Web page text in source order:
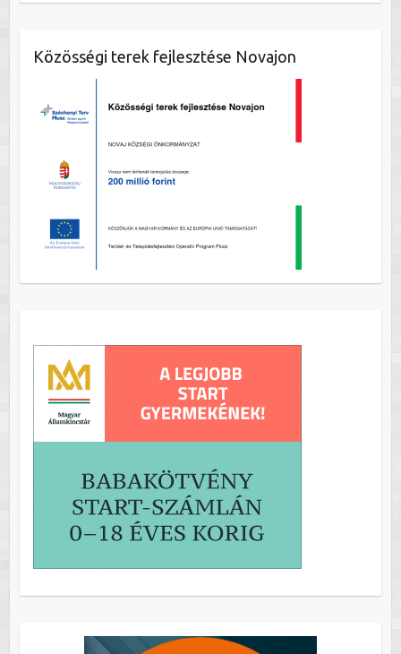
Közösségi terek fejlesztése Novajon